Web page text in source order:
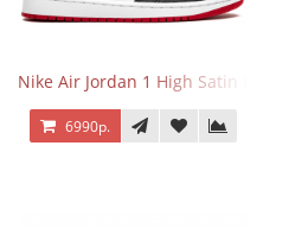
Nike Air Jordan 1 High Satin Black Toe
6990р.